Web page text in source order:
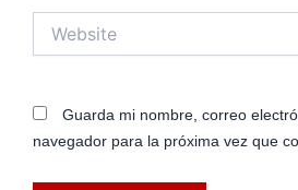
Guarda mi nombre, correo
navegador para la próxima vez que